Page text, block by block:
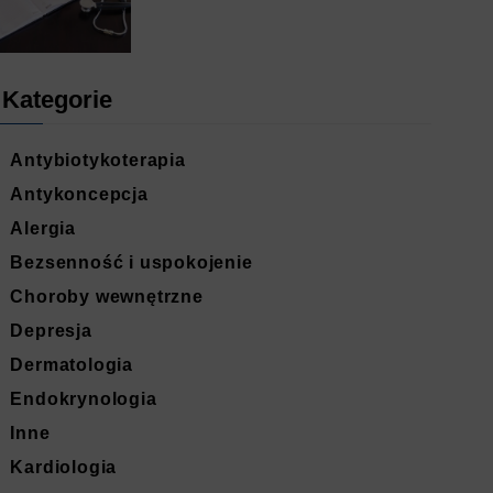
Kategorie
Antybiotykoterapia
Antykoncepcja
Alergia
Bezsenność i uspokojenie
Choroby wewnętrzne
Depresja
Dermatologia
Endokrynologia
Inne
Kardiologia